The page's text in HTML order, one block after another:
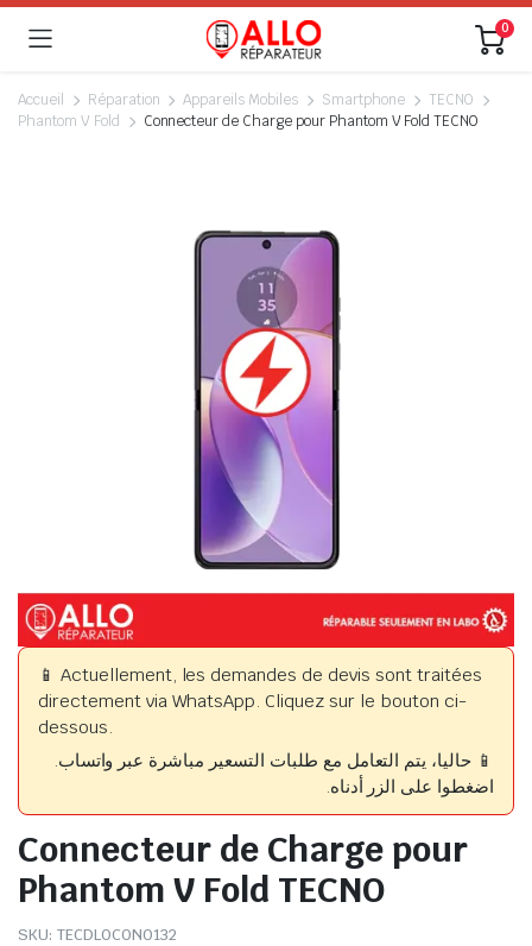
0
Accueil Réparation Appareils Mobiles Smartphone
TECNO
Phantom V Fold
Connecteur de Charge pour Phantom V Fold TECNO
📱 Actuellement, les demandes de devis sont traitées
directement via WhatsApp. Cliquez sur le bouton ci-
dessous.
📱 حاليا، يتم التعامل مع طلبات التسعير مباشرة عبر واتساب.
اضغطوا على الزر أدناه.
Connecteur de Charge pour
Phantom V Fold TECNO
SKU: TECDLOCON0132